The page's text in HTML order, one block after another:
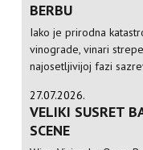
BERBU
Iako je prirodna
vinograde, vinari
najosetljivijoj fazi
27.07.2026.
VELIKI SUSRET
SCENE